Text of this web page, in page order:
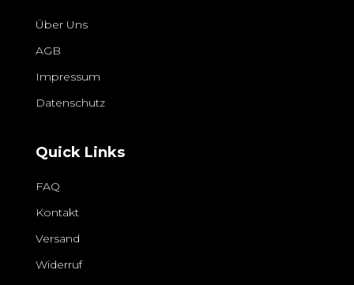
Über Uns
AGB
Impressum
Datenschutz
Quick Links
FAQ
Kontakt
Versand
Widerruf